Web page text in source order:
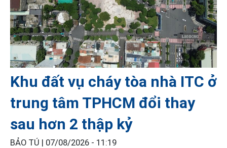
Khu đất vụ cháy tòa nhà ITC ở
trung tâm TPHCM đổi thay
sau hơn 2 thập kỷ
BẢO TÚ | 07/08/2026 - 11:19